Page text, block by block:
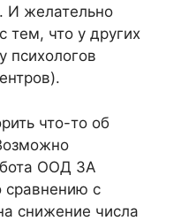
И желательно
тем, что у других
психологов
что-то об
ООД ЗА
с
снижение числа